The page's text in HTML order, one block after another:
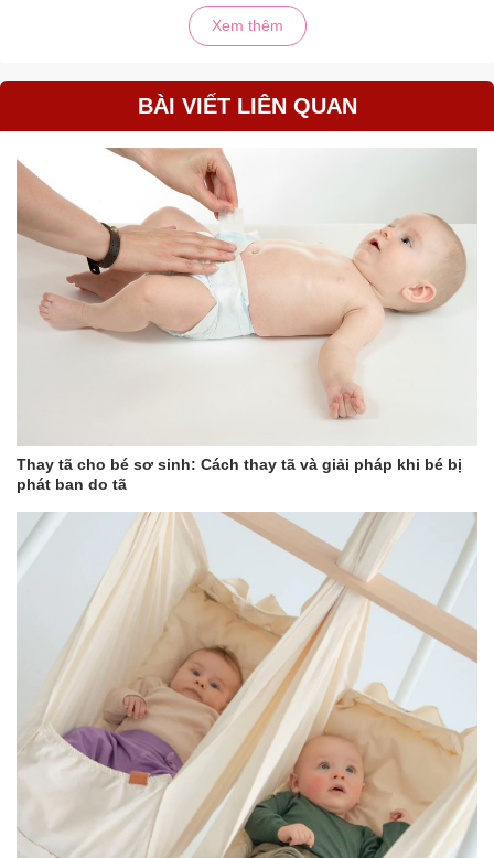
Xem thêm
BÀI VIẾT LIÊN QUAN
Thay tã cho bé sơ sinh: Cách thay tã và giải pháp khi bé bị
phát ban do tã